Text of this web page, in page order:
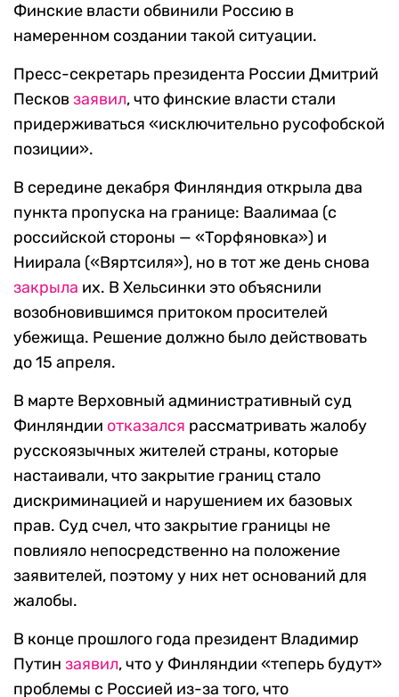
Финские власти обвинили Россию в
намеренном создании такой ситуации.
Пресс-секретарь президента России Дмитрий
Песков заявил, что финские власти стали
придерживаться «исключительно русофобской
позиции».
В середине декабря Финляндия открыла два
пункта пропуска на границе: Ваалимаа (с
российской стороны — «Торфяновка») и
Ниирала («Вяртсиля»), но в тот же день снова
закрыла их. В Хельсинки это объяснили
возобновившимся притоком просителей
убежища. Решение должно было действовать
до 15 апреля.
В марте Верховный административный суд
Финляндии отказался рассматривать жалобу
русскоязычных жителей страны, которые
настаивали, что закрытие границ стало
дискриминацией и нарушением их базовых
прав. Суд счел, что закрытие границы не
повлияло непосредственно на положение
заявителей, поэтому у них нет оснований для
жалобы.
В конце прошлого года президент Владимир
Путин заявил, что у Финляндии «теперь будут»
проблемы с Россией из-за того, что